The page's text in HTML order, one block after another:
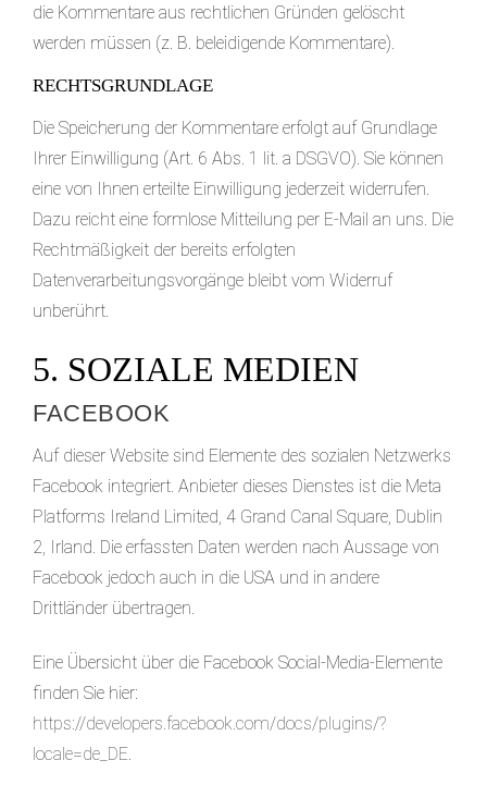
die Kommentare aus rechtlichen Gründen gelöscht
werden müssen (z. B. beleidigende Kommentare).
RECHTSGRUNDLAGE
Die Speicherung der Kommentare erfolgt auf Grundlage
Ihrer Einwilligung (Art. 6 Abs. 1 lit. a DSGVO). Sie können
eine von Ihnen erteilte Einwilligung jederzeit widerrufen.
Dazu reicht eine formlose Mitteilung per E-Mail an uns. Die
Rechtmäßigkeit der bereits erfolgten
Datenverarbeitungsvorgänge bleibt vom Widerruf
unberührt.
5. SOZIALE MEDIEN
FACEBOOK
Auf dieser Website sind Elemente des sozialen Netzwerks
Facebook integriert. Anbieter dieses Dienstes ist die Meta
Platforms Ireland Limited, 4 Grand Canal Square, Dublin
2, Irland. Die erfassten Daten werden nach Aussage von
Facebook jedoch auch in die USA und in andere
Drittländer übertragen.
Eine Übersicht über die Facebook Social-Media-Elemente
finden Sie hier:
https://developers.facebook.com/docs/plugins/?
locale=de_DE.